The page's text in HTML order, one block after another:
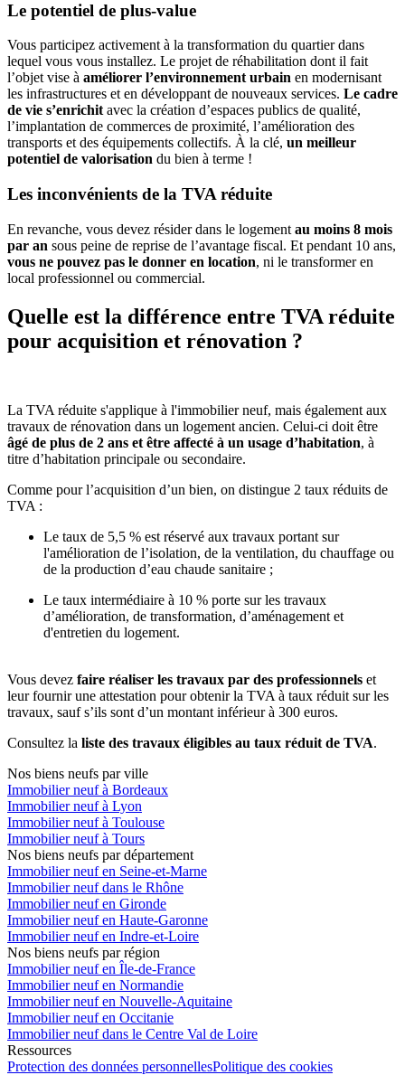
Le potentiel de plus-value
Vous participez activement à la transformation du quartier dans
lequel vous vous installez. Le projet de réhabilitation dont il fait
l’objet vise à améliorer l’environnement urbain en modernisant
les infrastructures et en développant de nouveaux services. Le cadre
de vie s’enrichit avec la création d’espaces publics de qualité,
l’implantation de commerces de proximité, l’amélioration des
transports et des équipements collectifs. À la clé, un meilleur
potentiel de valorisation du bien à terme !
Les inconvénients de la TVA réduite
En revanche, vous devez résider dans le logement au moins 8 mois
par an sous peine de reprise de l’avantage fiscal. Et pendant 10 ans,
vous ne pouvez pas le donner en location, ni le transformer en
local professionnel ou commercial.
Quelle est la différence entre TVA réduite
pour acquisition et rénovation ?
La TVA réduite s'applique à l'immobilier neuf, mais également aux
travaux de rénovation dans un logement ancien. Celui-ci doit être
âgé de plus de 2 ans et être affecté à un usage d’habitation, à
titre d’habitation principale ou secondaire.
Comme pour l’acquisition d’un bien, on distingue 2 taux réduits de
TVA :
Le taux de 5,5 % est réservé aux travaux portant sur
l'amélioration de l’isolation, de la ventilation, du chauffage ou
de la production d’eau chaude sanitaire ;
Le taux intermédiaire à 10 % porte sur les travaux
d’amélioration, de transformation, d’aménagement et
d'entretien du logement.
Vous devez faire réaliser les travaux par des professionnels et
leur fournir une attestation pour obtenir la TVA à taux réduit sur les
travaux, sauf s’ils sont d’un montant inférieur à 300 euros.
Consultez la liste des travaux éligibles au taux réduit de TVA.
Nos biens neufs par ville
Immobilier neuf à Bordeaux
Immobilier neuf à Lyon
Immobilier neuf à Toulouse
Immobilier neuf à Tours
Nos biens neufs par département
Immobilier neuf en Seine-et-Marne
Immobilier neuf dans le Rhône
Immobilier neuf en Gironde
Immobilier neuf en Haute-Garonne
Immobilier neuf en Indre-et-Loire
Nos biens neufs par région
Immobilier neuf en Île-de-France
Immobilier neuf en Normandie
Immobilier neuf en Nouvelle-Aquitaine
Immobilier neuf en Occitanie
Immobilier neuf dans le Centre Val de Loire
Ressources
Protection des données personnellesPolitique des cookies